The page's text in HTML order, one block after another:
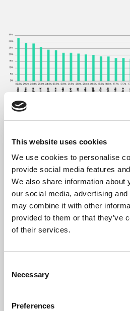
This website uses cookies
We use cookies to personalise
provide social media features
We also share information about
our social media, advertising
may combine it with other
provided to them or that they’ve
of their services.
Selection
Necessary
Preferences
Source : CTIE-RNPP, MFSVA, CEFIS asbl
Parmi les citoyens de l’UE,
d’inscription les plus
les ressortissants des
Centre de l’Europe, en
limitrophes du
présentent en moyenne
qualification plus élevé
travail, des